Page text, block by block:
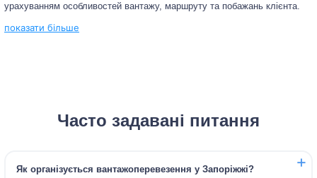
урахуванням особливостей вантажу, маршруту та побажань клієнта.
показати більше
Часто задавані питання
Як організується вантажоперевезення у Запоріжжі?